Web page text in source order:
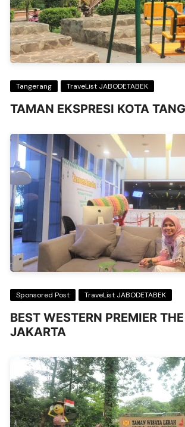
Tangerang TraveList JABODETABEK
TAMAN EKSPRESI KOTA
Sponsored Post TraveList JABODETABEK
BEST WESTERN PREMIER
JAKARTA